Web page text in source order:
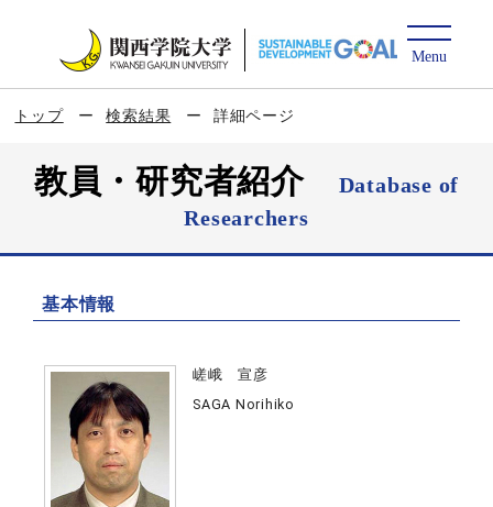
トップ 検索結果 詳細ページ
教員・研究者紹介
Database of
Researchers
基本情報
嵯峨 宣彦
SAGA Norihiko